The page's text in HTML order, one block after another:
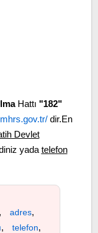
Hattı "182"
dir.En
Devlet
yada telefon
adres,
, telefon,